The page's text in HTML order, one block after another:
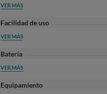
VER MÁS
Facilidad de uso
VER MÁS
Batería
VER MÁS
Equipamiento